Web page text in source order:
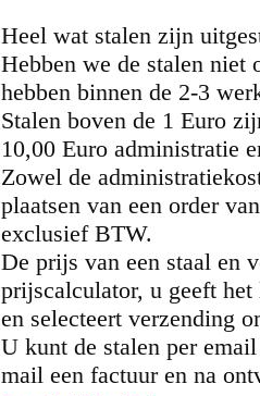
Heel wat stalen zijn
Hebben we de stalen niet
hebben binnen de 2-3
Stalen boven de 1 Euro
10,00 Euro administratie
Zowel de
plaatsen van een order
exclusief BTW.
De prijs van een staal en
prijscalculator, u geeft het
en selecteert verzending
U kunt de stalen per
mail een factuur en na